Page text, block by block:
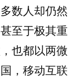
数人却仍然
至于极其重
也都以两微
，移动互联